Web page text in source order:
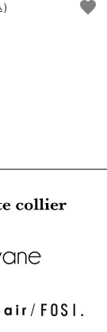
) favorite